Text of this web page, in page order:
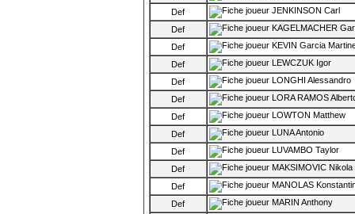
Def
JENKINSON Carl
Def
KAGELMACHER
Def
KEVIN Garcia
Def
LEWCZUK Igor
Def
LONGHI Alessandro
Def
LORA RAMOS
Def
LOWTON Matthew
Def
LUNA Antonio
Def
LUVAMBO Taylor
Def
MAKSIMOVIC Nikola
Def
MANOLAS
Def
MARIN Anthony